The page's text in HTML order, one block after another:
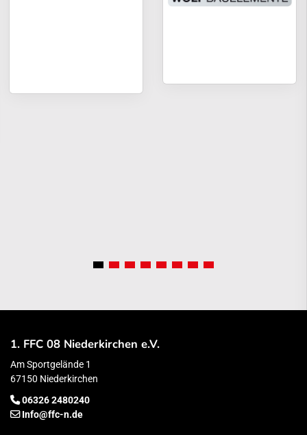
1. FFC 08 Niederkirchen e.V.
Am Sportgelände 1
67150 Niederkirchen
06326 2480240
Info@ffc-n.de